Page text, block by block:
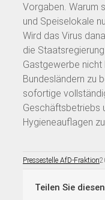
Vorgaben. Warum
und Speiselokale
Wird das Virus
die
Gastgewerbe nicht
Bundesländern zu
sofortige
Geschäftsbetriebs
Hygieneauflagen
Pressestelle AfD-Fraktion
Teilen Sie